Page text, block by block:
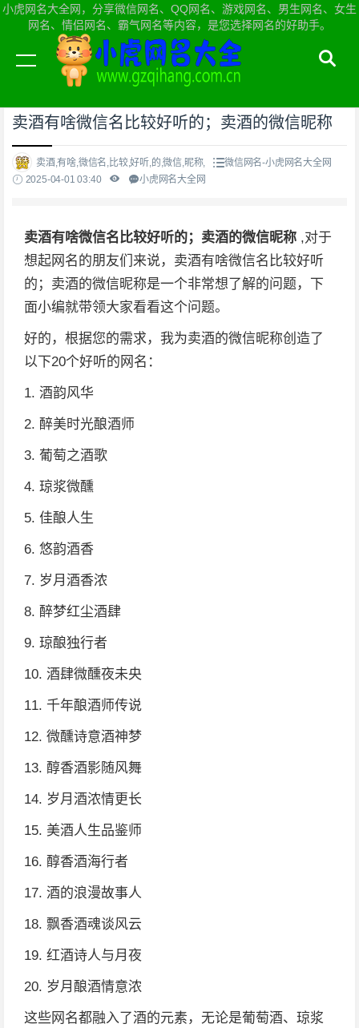
小虎网名大全网，分享微信网名、QQ网名、游戏网名、男生网名、女生
网名、情侣网名、霸气网名等内容，是您选择网名的好助手。
当前位置：小虎网名大全网首页>微信网名
卖酒有啥微信名比较好听的；卖酒的微信昵称
卖酒,有啥,微信名,比较,好听,的,微信,昵称,
微信网名-小虎网名大全网
2025-04-01 03:40
小虎网名大全网
卖酒有啥微信名比较好听的；卖酒的微信昵称 ,对于
想起网名的朋友们来说，卖酒有啥微信名比较好听
的；卖酒的微信昵称是一个非常想了解的问题，下
面小编就带领大家看看这个问题。
好的，根据您的需求，我为卖酒的微信昵称创造了
以下20个好听的网名：
1. 酒韵风华
2. 醉美时光酿酒师
3. 葡萄之酒歌
4. 琼浆微醺
5. 佳酿人生
6. 悠韵酒香
7. 岁月酒香浓
8. 醉梦红尘酒肆
9. 琼酿独行者
10. 酒肆微醺夜未央
11. 千年酿酒师传说
12. 微醺诗意酒神梦
13. 醇香酒影随风舞
14. 岁月酒浓情更长
15. 美酒人生品鉴师
16. 醇香酒海行者
17. 酒的浪漫故事人
18. 飘香酒魂谈风云
19. 红酒诗人与月夜
20. 岁月酿酒情意浓
这些网名都融入了酒的元素，无论是葡萄酒、琼浆